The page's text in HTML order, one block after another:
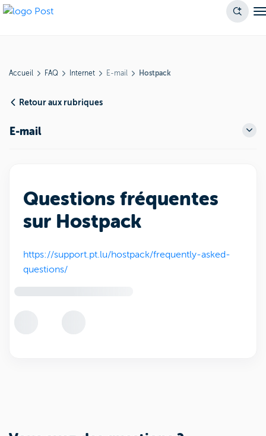
Accueil FAQ Internet E-mail Hostpack
Retour aux rubriques
E-mail
Questions fréquentes
sur Hostpack
https://support.pt.lu/hostpack/frequently-asked-
questions/